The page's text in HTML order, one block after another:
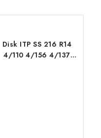
Disk ITP SS 216 R14
4/110 4/156 4/137